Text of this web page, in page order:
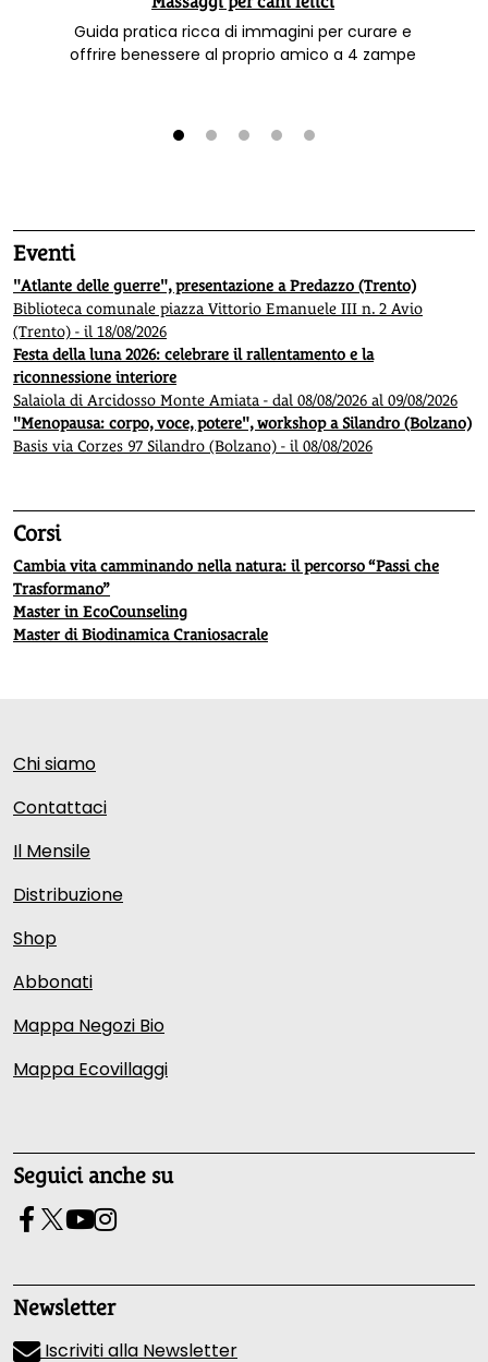
Guida pratica ricca di immagini per curare e
offrire benessere al proprio amico a 4 zampe
Eventi
"Atlante delle guerre", presentazione a Predazzo (Trento)
Biblioteca comunale piazza Vittorio Emanuele III n. 2 Avio
(Trento) - il 18/08/2026
Festa della luna 2026: celebrare il rallentamento e la
riconnessione interiore
Salaiola di Arcidosso Monte Amiata - dal 08/08/2026 al 09/08/2026
"Menopausa: corpo, voce, potere", workshop a Silandro (Bolzano)
Basis via Corzes 97 Silandro (Bolzano) - il 08/08/2026
Corsi
Cambia vita camminando nella natura: il percorso “Passi che
Trasformano”
Master in EcoCounseling
Master di Biodinamica Craniosacrale
Chi siamo
Contattaci
Il Mensile
Distribuzione
Shop
Abbonati
Mappa Negozi Bio
Mappa Ecovillaggi
Seguici anche su
Newsletter
Iscriviti alla Newsletter